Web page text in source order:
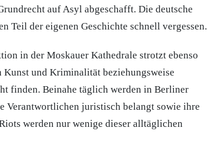
auf Asyl abgeschafft. Die deutsche
Teil der eigenen Geschichte schnell vergessen.
in der Moskauer Kathedrale strotzt ebenso
und Kriminalität beziehungsweise
finden. Beinahe täglich werden in Berliner
Verantwortlichen juristisch belangt sowie ihre
werden nur wenige dieser alltäglichen